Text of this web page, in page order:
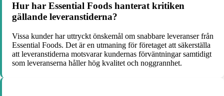
Hur har Essential Foods hanterat kritiken
gällande leveranstiderna?
Vissa kunder har uttryckt önskemål om snabbare leveranser från
Essential Foods. Det är en utmaning för företaget att säkerställa
att leveranstiderna motsvarar kundernas förväntningar samtidigt
som leveranserna håller hög kvalitet och noggrannhet.